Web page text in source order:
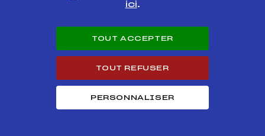
SKI CHRONO SAMSE
SKI CHRONO SAMSE
TOUR TECHNIQUE
FRA0418
TOUR TECHNIQUE
FIS
FRA0411 FIS
ici.
TOUT ACCEPTER
TOUT REFUSER
PERSONNALISER